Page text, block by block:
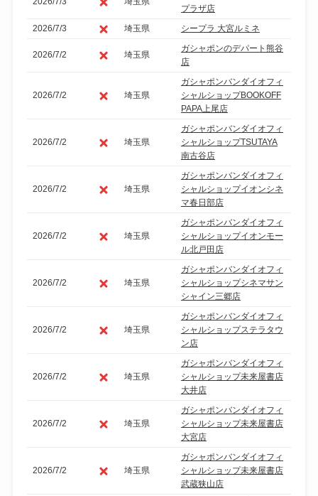
プラザ店
2026/7/3
埼玉県 シープラ 大宮ルミネ
2026/7/2 埼玉県
ガシャポンのデパート熊谷
店
2026/7/2 埼玉県
ガシャポンバンダイオフィ
シャルショップBOOKOFF
PAPA上尾店
2026/7/2 埼玉県
ガシャポンバンダイオフィ
シャルショップTSUTAYA
南古谷店
2026/7/2 埼玉県
ガシャポンバンダイオフィ
シャルショップイオンシネ
マ春日部店
2026/7/2 埼玉県
ガシャポンバンダイオフィ
シャルショップイオンモー
ル北戸田店
2026/7/2 埼玉県
ガシャポンバンダイオフィ
シャルショップシネマサン
シャイン三郷店
2026/7/2 埼玉県
ガシャポンバンダイオフィ
シャルショップステラタウ
ン店
2026/7/2 埼玉県
ガシャポンバンダイオフィ
シャルショップ未来屋書店
大井店
2026/7/2 埼玉県
ガシャポンバンダイオフィ
シャルショップ未来屋書店
大宮店
2026/7/2 埼玉県
ガシャポンバンダイオフィ
シャルショップ未来屋書店
武蔵狭山店